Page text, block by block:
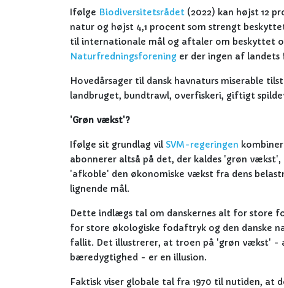
Ifølge Biodiversitetsrådet (2022) kan højst 12
natur og højst 4,1 procent som strengt
til internationale mål og aftaler om beskyttet
Naturfredningsforening er der ingen af landets
Hovedårsager til dansk havnaturs miserable
landbruget, bundtrawl, overfiskeri, giftigt
'Grøn vækst'?
Ifølge sit grundlag vil SVM-regeringen
abonnerer altså på det, der kaldes 'grøn
'afkoble' den økonomiske vækst fra dens
lignende mål.
Dette indlægs tal om danskernes alt for store
for store økologiske fodaftryk og den danske
fallit. Det illustrerer, at troen på 'grøn vækst' -
bæredygtighed - er en illusion.
Faktisk viser globale tal fra 1970 til nutiden, at